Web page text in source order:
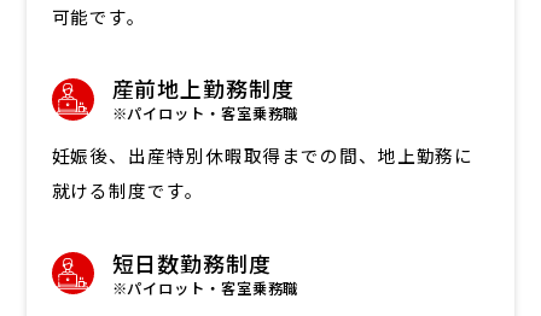
可能です。
産前地上勤務制度
※パイロット・客室乗務職
妊娠後、出産特別休暇取得までの間、地上勤務に
就ける制度です。
短日数勤務制度
※パイロット・客室乗務職